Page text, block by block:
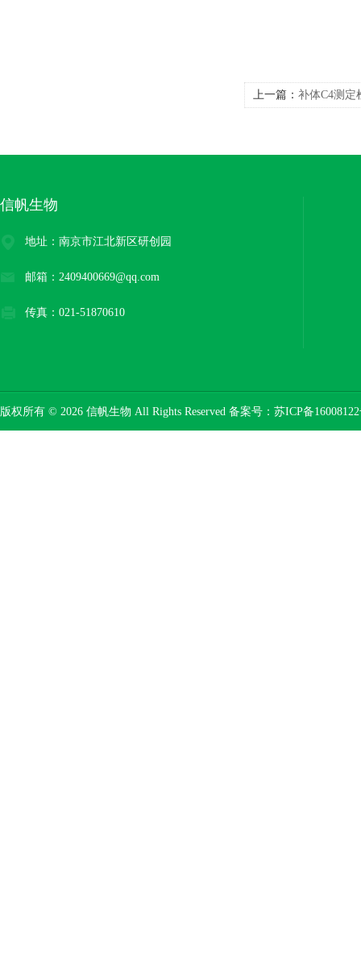
上一篇： 补体C4测定
信帆生物
地址：南京市江北新区研创园
邮箱：2409400669@qq.com
传真：021-51870610
版权所有 © 2026 信帆生物 All Rights Reserved 备案号： 苏ICP备